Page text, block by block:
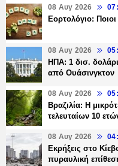
08 Αυγ 2026
Εορτολόγιο:
08 Αυγ 2026
ΗΠΑ: 1 δισ.
από Ουάσινγκτον
08 Αυγ 2026
Βραζιλία: Η
τελευταίων 10
08 Αυγ 2026
Εκρήξεις στο
πυραυλική